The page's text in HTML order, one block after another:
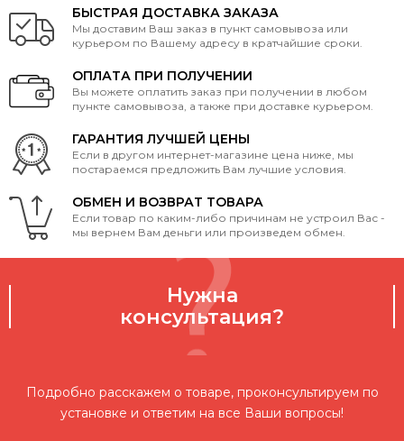
БЫСТРАЯ ДОСТАВКА ЗАКАЗА
Мы доставим Ваш заказ в пункт самовывоза или
курьером по Вашему адресу в кратчайшие сроки.
ОПЛАТА ПРИ ПОЛУЧЕНИИ
Вы можете оплатить заказ при получении в любом
пункте самовывоза, а также при доставке курьером.
ГАРАНТИЯ ЛУЧШЕЙ ЦЕНЫ
Если в другом интернет-магазине цена ниже, мы
постараемся предложить Вам лучшие условия.
ОБМЕН И ВОЗВРАТ ТОВАРА
Если товар по каким-либо причинам не устроил Вас -
мы вернем Вам деньги или произведем обмен.
Нужна
консультация?
Подробно расскажем о товаре, проконсультируем по
установке и ответим на все Ваши вопросы!